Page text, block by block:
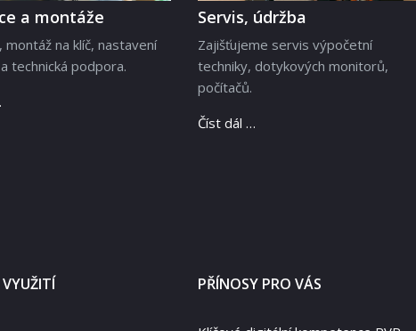
a montáže
montáž na klíč, nastavení
technická podpora.
Servis, údržba
Zajišťujeme servis výpočetní
techniky, dotykových monitorů,
počítačů.
Číst dál …
PŘÍNOSY PRO VÁS